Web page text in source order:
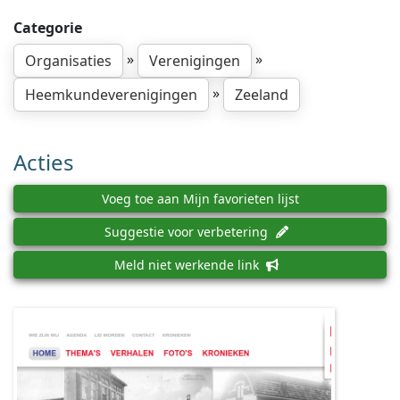
Categorie
Organisaties
» Verenigingen
»
Heemkundeverenigingen
» Zeeland
Acties
Voeg toe aan Mijn favorieten lijst
Suggestie voor verbetering
Meld niet werkende link